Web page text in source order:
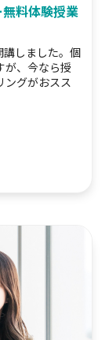
料体験授業
しました。個
が、今なら授
ングがおスス